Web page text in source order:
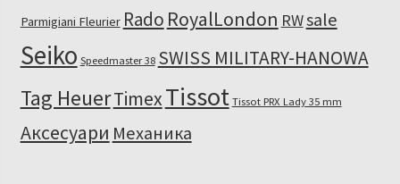
Parmigiani Fleurier Rado RoyalLondon RWsale
Seiko Speedmaster 38 SWISS MILITARY-HANOWA
Tag HeuerTimexTissot Tissot PRX Lady 35 mm
Аксесуари Механика